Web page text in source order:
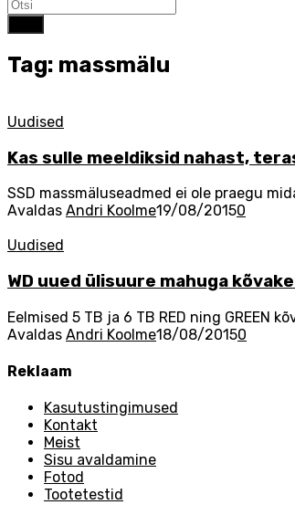
Tag: massmälu
Uudised
Kas sulle meeldiksid nahast,
SSD massmäluseadmed ei ole praegu
Avaldas Andri Koolme19/08/20150
Uudised
WD uued ülisuure mahuga
Eelmised 5 TB ja 6 TB RED ning
Avaldas Andri Koolme18/08/20150
Reklaam
Kasutustingimused
Kontakt
Meist
Sisu avaldamine
Fotod
Tootetestid